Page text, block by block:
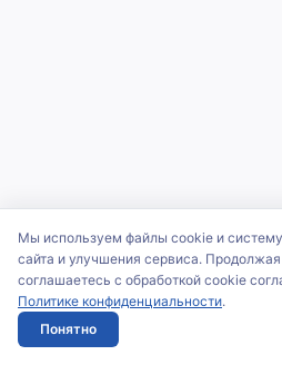
Мы используем файлы cookie и
сайта и улучшения сервиса.
соглашаетесь с обработкой cookie
Политике конфиденциальности.
Понятно